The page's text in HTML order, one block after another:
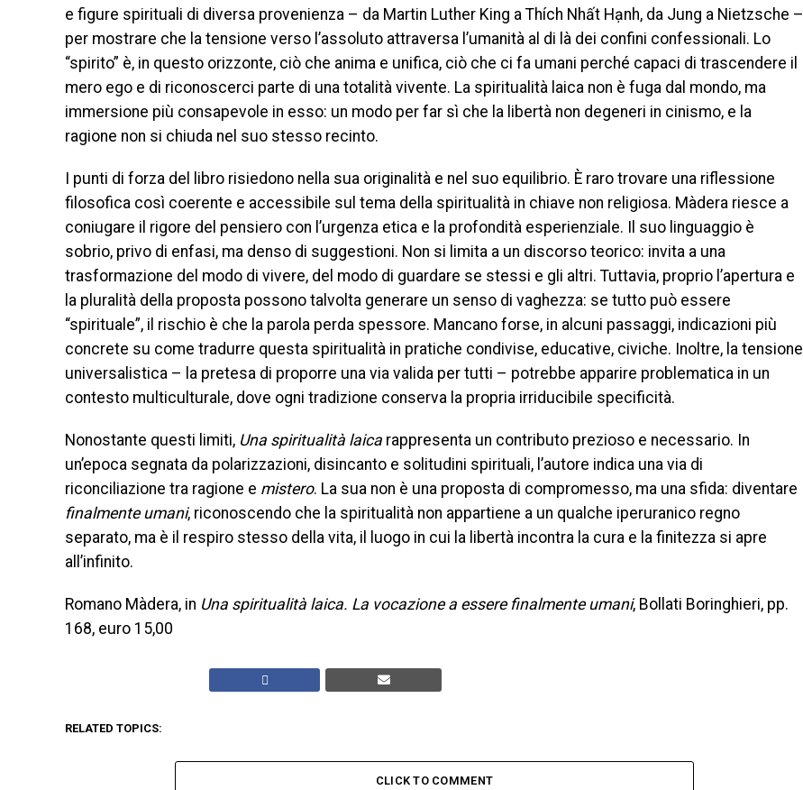
e figure spirituali di diversa provenienza – da Martin Luther King a Thích Nhất Hạnh, da Jung a Nietzsche –
per mostrare che la tensione verso l’assoluto attraversa l’umanità al di là dei confini confessionali. Lo
“spirito” è, in questo orizzonte, ciò che anima e unifica, ciò che ci fa umani perché capaci di trascendere il
mero ego e di riconoscerci parte di una totalità vivente. La spiritualità laica non è fuga dal mondo, ma
immersione più consapevole in esso: un modo per far sì che la libertà non degeneri in cinismo, e la
ragione non si chiuda nel suo stesso recinto.
I punti di forza del libro risiedono nella sua originalità e nel suo equilibrio. È raro trovare una riflessione
filosofica così coerente e accessibile sul tema della spiritualità in chiave non religiosa. Màdera riesce a
coniugare il rigore del pensiero con l’urgenza etica e la profondità esperienziale. Il suo linguaggio è
sobrio, privo di enfasi, ma denso di suggestioni. Non si limita a un discorso teorico: invita a una
trasformazione del modo di vivere, del modo di guardare se stessi e gli altri. Tuttavia, proprio l’apertura e
la pluralità della proposta possono talvolta generare un senso di vaghezza: se tutto può essere
“spirituale”, il rischio è che la parola perda spessore. Mancano forse, in alcuni passaggi, indicazioni più
concrete su come tradurre questa spiritualità in pratiche condivise, educative, civiche. Inoltre, la tensione
universalistica – la pretesa di proporre una via valida per tutti – potrebbe apparire problematica in un
contesto multiculturale, dove ogni tradizione conserva la propria irriducibile specificità.
Nonostante questi limiti, Una spiritualità laica rappresenta un contributo prezioso e necessario. In
un’epoca segnata da polarizzazioni, disincanto e solitudini spirituali, l’autore indica una via di
riconciliazione tra ragione e mistero. La sua non è una proposta di compromesso, ma una sfida: diventare
finalmente umani, riconoscendo che la spiritualità non appartiene a un qualche iperuranico regno
separato, ma è il respiro stesso della vita, il luogo in cui la libertà incontra la cura e la finitezza si apre
all’infinito.
Romano Màdera, in Una spiritualità laica. La vocazione a essere finalmente umani, Bollati Boringhieri, pp.
168, euro 15,00
RELATED TOPICS:
CLICK TO COMMENT